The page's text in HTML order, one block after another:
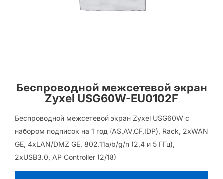
Беспроводной межсетевой экран
Zyxel USG60W-EU0102F
Беспроводной межсетевой экран Zyxel USG60W с
набором подписок на 1 год (AS,AV,CF,IDP), Rack, 2xWAN
GE, 4xLAN/DMZ GE, 802.11a/b/g/n (2,4 и 5 ГГц),
2xUSB3.0, AP Controller (2/18)